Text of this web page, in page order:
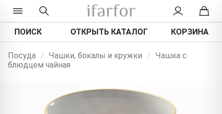
ПОИСК ОТКРЫТЬ КАТАЛОГ КОРЗИНА
Посуда / Чашки, бокалы и кружки / Чашка с
блюдцем чайная